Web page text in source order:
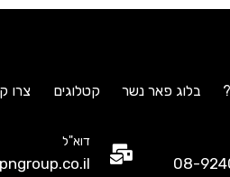
בלוג פאר נשר קטלוגים צרו
08-
דוא"ל